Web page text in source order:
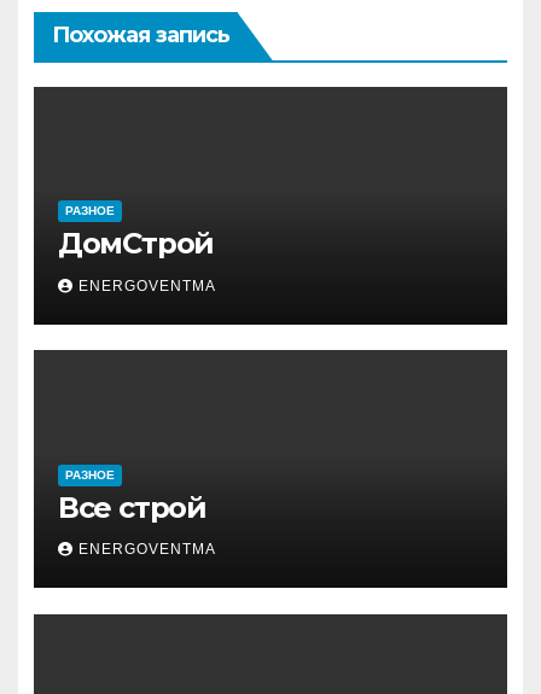
Похожая запись
РАЗНОЕ
ДомСтрой
ENERGOVENTMA
РАЗНОЕ
Все строй
ENERGOVENTMA